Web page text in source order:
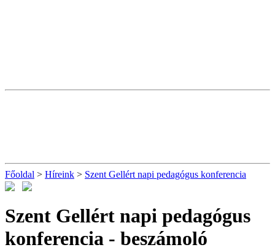
Főoldal > Híreink > Szent Gellért napi pedagógus konferencia
Szent Gellért napi pedagógus
konferencia - beszámoló